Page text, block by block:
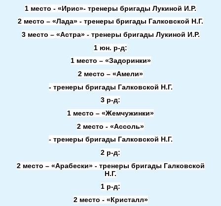
1 место - «Ирис»- тренеры бригады Лукиной И.Р.
2 место – «Лада» - тренеры бригады Галковской Н.Г.
3 место – «Астра» - тренеры бригады Лукиной И.Р.
1 юн. р-д:
1 место – «Задоринки»
2 место – «Амели»
- тренеры бригады Галковской Н.Г.
3 р-д:
1 место – «Жемчужинки»
2 место - «Ассоль»
- тренеры бригады Галковской Н.Г.
2 р-д:
2 место – «Арабески» - тренеры бригады Галковской
Н.Г.
1 р-д:
2 место - «Кристалл»